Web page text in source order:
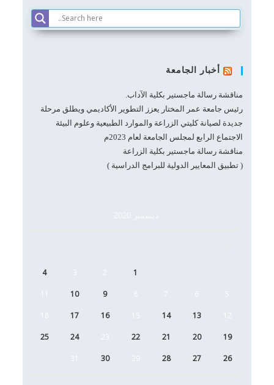
أخبار الجامعة
مناقشة رسالة ماجستير بكلية الآداب.
رئيس جامعة عمر المختار يعزز التطوير الأكاديمي ويطلق مرحلة
جديدة لصيانة كليتي الزراعة والموارد الطبيعية وعلوم البيئة
الاجتماع الرابع لمجلس الجامعة لعام 2023م
مناقشة رسالة ماجستير بكلية الزراعة
( تطبيق المعايير الدولية للبرامج الدراسية )
1
2
3
4
5
6
7
8
9
10
12
13
14
15
16
17
18
19
20
21
22
23
24
25
26
27
28
29
30
31